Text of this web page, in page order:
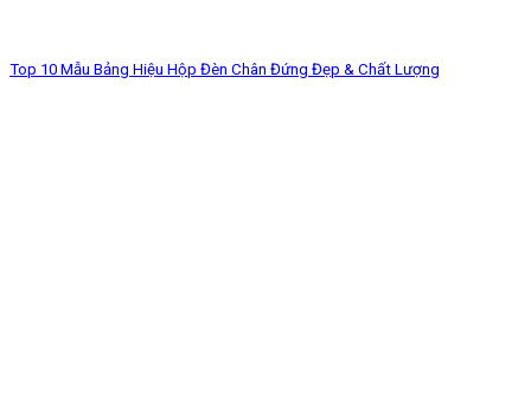
Top 10 Mẫu Bảng Hiệu Hộp Đèn Chân Đứng Đẹp & Chất Lượng